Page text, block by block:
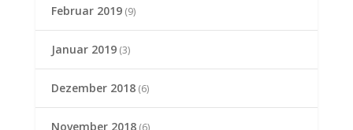
Februar 2019(9)
Januar 2019(3)
Dezember 2018(6)
November 2018